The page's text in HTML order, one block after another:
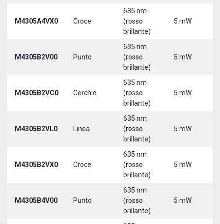
M4305A4VX0 Croce
635 nm
(rosso
brillante)
5 mW
M4305B2V00 Punto
635 nm
(rosso
brillante)
5 mW
M4305B2VC0 Cerchio
635 nm
(rosso
brillante)
5 mW
M4305B2VL0 Linea
635 nm
(rosso
brillante)
5 mW
M4305B2VX0 Croce
635 nm
(rosso
brillante)
5 mW
M4305B4V00 Punto
635 nm
(rosso
brillante)
5 mW